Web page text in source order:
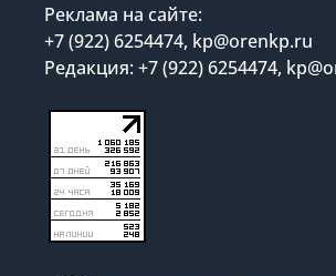
Реклама на сайте:
+7 (922) 6254474, kp@orenkp.ru
Редакция: +7 (922) 6254474,